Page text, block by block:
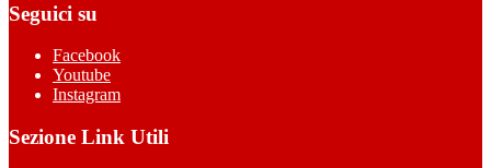
Seguici su
Facebook
Youtube
Instagram
Sezione Link Utili